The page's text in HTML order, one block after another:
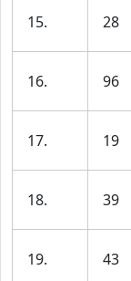
15. 28
16. 96
17. 19
18. 39
19. 43